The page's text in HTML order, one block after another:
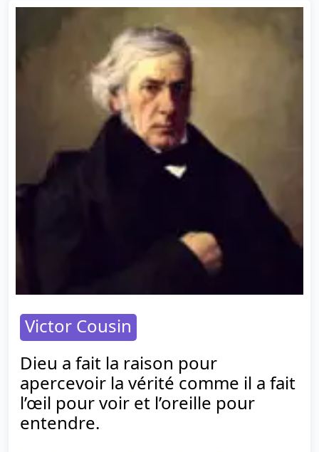
Victor Cousin
Dieu a fait la raison pour
apercevoir la vérité comme il a fait
l’œil pour voir et l’oreille pour
entendre.